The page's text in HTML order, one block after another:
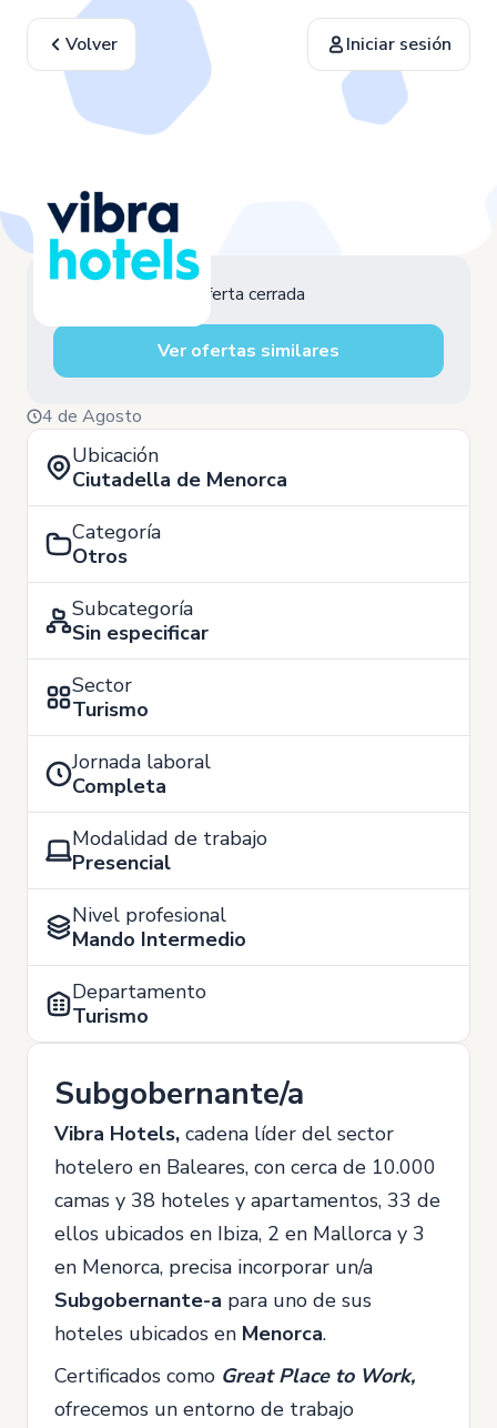
Volver Iniciar sesión
Oferta cerrada
Ver ofertas similares
4 de Agosto
Ubicación
Ciutadella de Menorca
Categoría
Otros
Subcategoría
Sin especificar
Sector
Turismo
Jornada laboral
Completa
Modalidad de trabajo
Presencial
Nivel profesional
Mando Intermedio
Departamento
Turismo
Subgobernante/a
Vibra Hotels, cadena líder del sector
hotelero en Baleares, con cerca de 10.000
camas y 38 hoteles y apartamentos, 33 de
ellos ubicados en Ibiza, 2 en Mallorca y 3
en Menorca, precisa incorporar un/a
Subgobernante-a para uno de sus
hoteles ubicados en Menorca.
Certificados como Great Place to Work,
ofrecemos un entorno de trabajo